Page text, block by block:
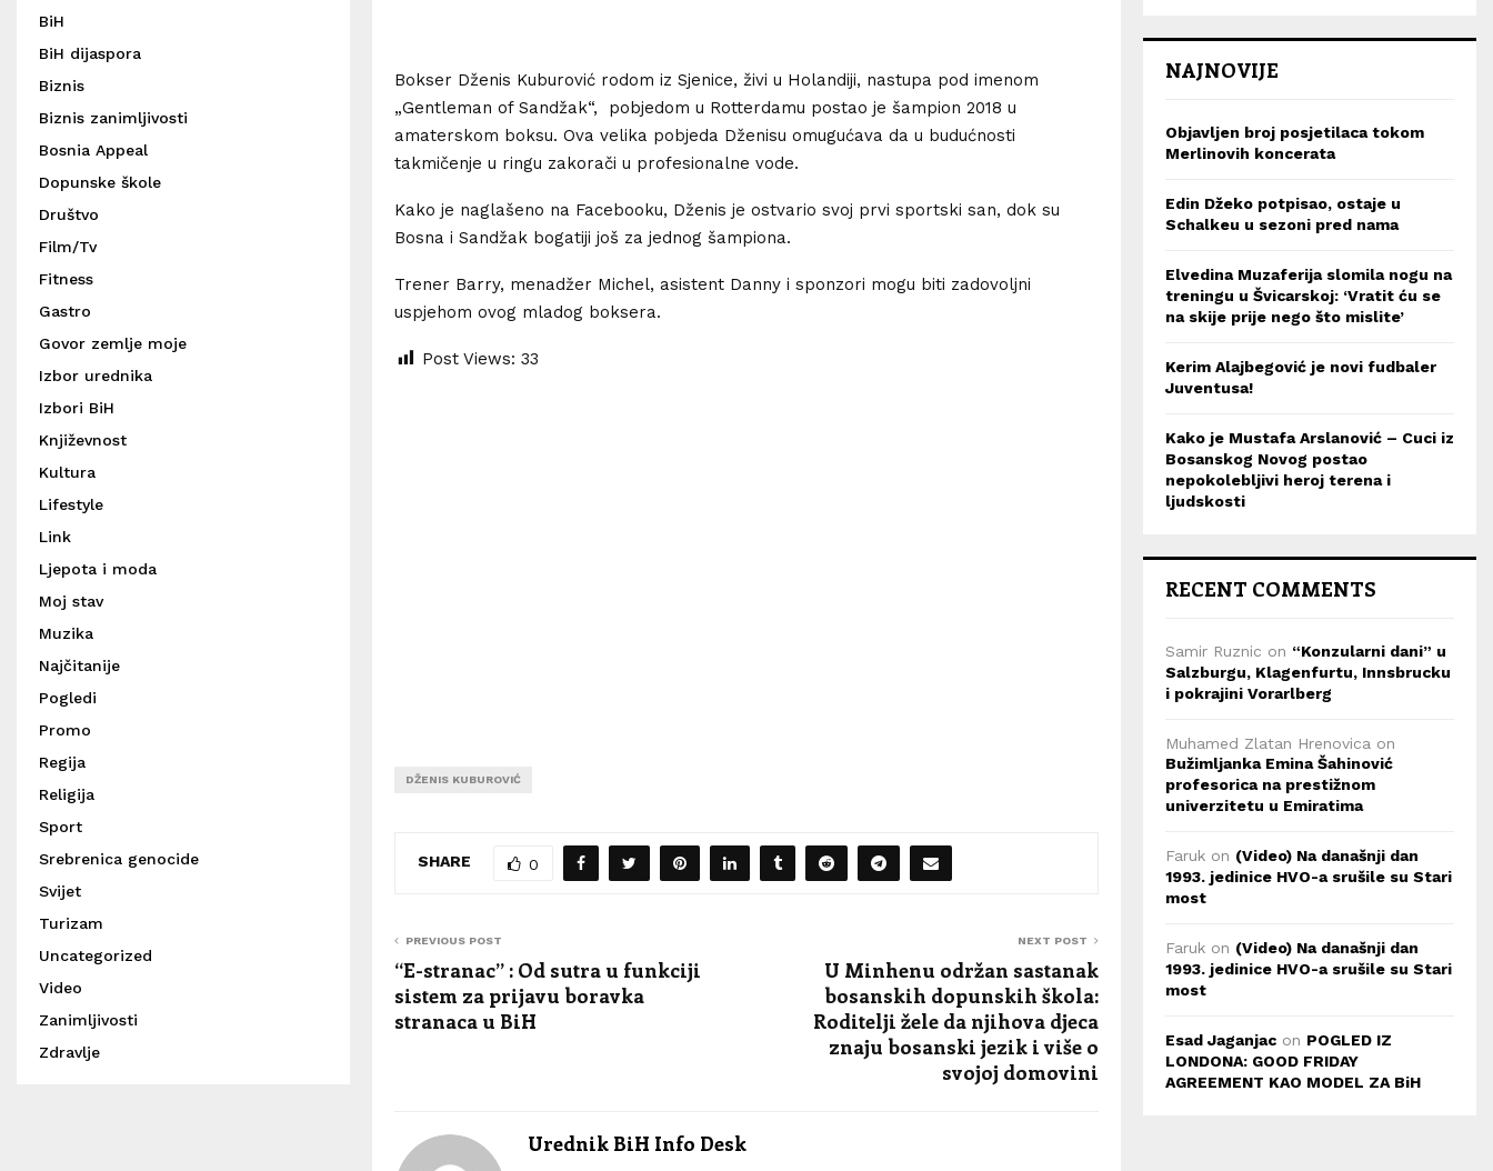
Bokser Dženis Kuburović rodom iz Sjenice, živi u Holandiji, nastupa pod imenom
„Gentleman of Sandžak“, pobjedom u Rotterdamu postao je šampion 2018 u
amaterskom boksu. Ova velika pobjeda Dženisu omugućava da u budućnosti
takmičenje u ringu zakorači u profesionalne vode.
Kako je naglašeno na Facebooku, Dženis je ostvario svoj prvi sportski san, dok su
Bosna i Sandžak bogatiji još za jednog šampiona.
Trener Barry, menadžer Michel, asistent Danny i sponzori mogu biti zadovoljni
uspjehom ovog mladog boksera.
Post Views: 33
DŽENIS KUBUROVIĆ
SHARE 0
PREVIOUS POST
“E-stranac” : Od sutra u funkciji
sistem za prijavu boravka
stranaca u BiH
NEXT POST
U Minhenu održan sastanak
bosanskih dopunskih škola:
Roditelji žele da njihova djeca
znaju bosanski jezik i više o
svojoj domovini
Urednik BiH Info Desk
BiH
BiH dijaspora
Biznis
Biznis zanimljivosti
Bosnia Appeal
Dopunske škole
Društvo
Film/Tv
Fitness
Gastro
Govor zemlje moje
Izbor urednika
Izbori BiH
Književnost
Kultura
Lifestyle
Link
Ljepota i moda
Moj stav
Muzika
Najčitanije
Pogledi
Promo
Regija
Religija
Sport
Srebrenica genocide
Svijet
Turizam
Uncategorized
Video
Zanimljivosti
Zdravlje
NAJNOVIJE
Objavljen broj posjetilaca tokom
Merlinovih koncerata
Edin Džeko potpisao, ostaje u
Schalkeu u sezoni pred nama
Elvedina Muzaferija slomila nogu na
treningu u Švicarskoj: ‘Vratit ću se
na skije prije nego što mislite’
Kerim Alajbegović je novi fudbaler
Juventusa!
Kako je Mustafa Arslanović – Cuci iz
Bosanskog Novog postao
nepokolebljivi heroj terena i
ljudskosti
RECENT COMMENTS
Samir Ruznic on “Konzularni dani” u
Salzburgu, Klagenfurtu, Innsbrucku
i pokrajini Vorarlberg
Muhamed Zlatan Hrenovica on
Bužimljanka Emina Šahinović
profesorica na prestižnom
univerzitetu u Emiratima
Faruk on (Video) Na današnji dan
1993. jedinice HVO-a srušile su Stari
most
Faruk on (Video) Na današnji dan
1993. jedinice HVO-a srušile su Stari
most
Esad Jaganjac on POGLED IZ
LONDONA: GOOD FRIDAY
AGREEMENT KAO MODEL ZA BiH